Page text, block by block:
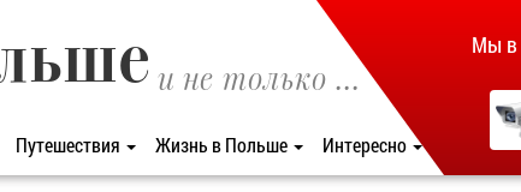
и не только ...
Путешествия Жизнь в Польше Интересно
Мы в